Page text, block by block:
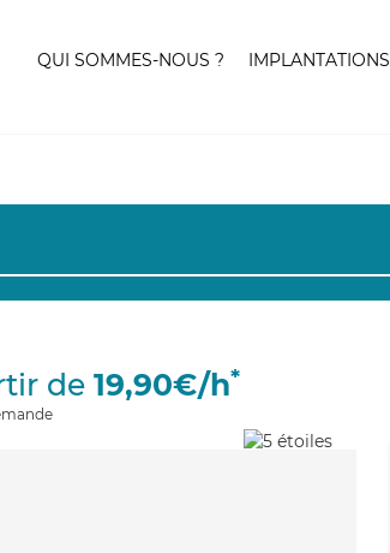
QUI SOMMES-NOUS ? IMPLANTATIONS
de 19,90€/h*